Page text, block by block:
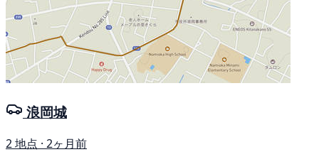
浪岡城
2 地点 · 2ヶ月前